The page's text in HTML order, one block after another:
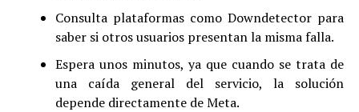
Consulta plataformas como Downdetector para
saber si otros usuarios presentan la misma falla.
Espera unos minutos, ya que cuando se trata de
una caída general del servicio, la solución
depende directamente de Meta.